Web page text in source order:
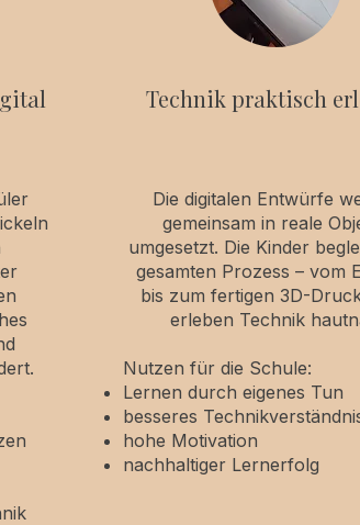
Technik praktisch
Die digitalen Entwürfe
gemeinsam in reale
umgesetzt. Die Kinder
gesamten Prozess – vom
bis zum fertigen 3D-
erleben Technik
Nutzen für die Schule:
Lernen durch eigenes Tun
besseres
hohe Motivation
nachhaltiger Lernerfolg